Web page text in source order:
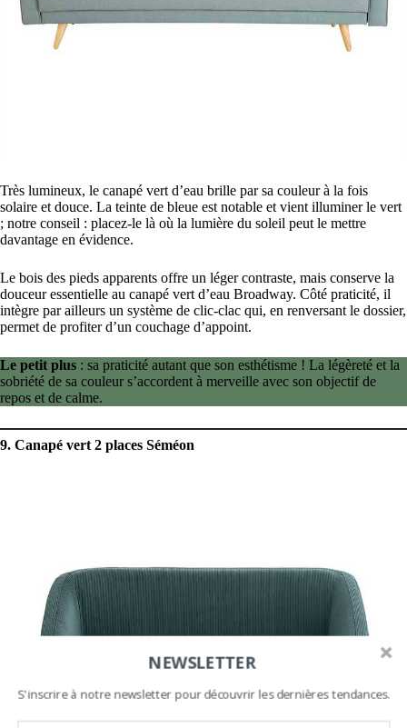
Très lumineux, le canapé vert d’eau brille par sa couleur à la fois
solaire et douce. La teinte de bleue est notable et vient illuminer le vert
; notre conseil : placez-le là où la lumière du soleil peut le mettre
davantage en évidence.
Le bois des pieds apparents offre un léger contraste, mais conserve la
douceur essentielle au canapé vert d’eau Broadway. Côté praticité, il
intègre par ailleurs un système de clic-clac qui, en renversant le dossier,
permet de profiter d’un couchage d’appoint.
Le petit plus : sa praticité autant que son esthétisme ! La légèreté et la
sobriété de sa couleur s’accordent à merveille avec son objectif de
repos et de calme.
9. Canapé vert 2 places Séméon
NEWSLETTER
S'inscrire à notre newsletter pour découvrir les dernières tendances.